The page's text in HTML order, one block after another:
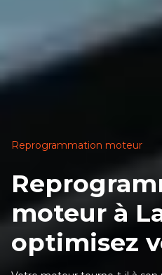
Reprogrammation moteur
moteur à
optimisez